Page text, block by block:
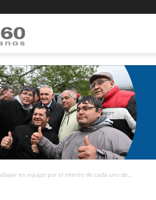
Diario
360
en equipo por el interés de cada uno de...